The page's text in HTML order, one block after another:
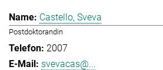
Castello, Sveva
Postdoktorandin
2007
svevacas@...